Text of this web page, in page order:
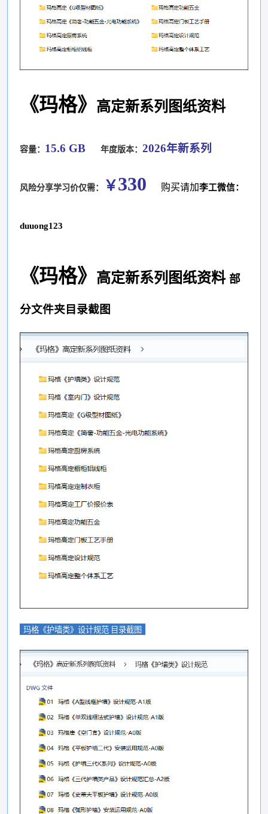
《玛格》 高定新系列图纸资料
容量： 15.6 GB 年度版本： 2026年新系列
风险分享学习价仅需： ￥330 购买请加李工微信：
duuong123
《玛格》 高定新系列图纸资料 部
分文件夹目录截图
玛格《护墙类》设计规范 目录截图